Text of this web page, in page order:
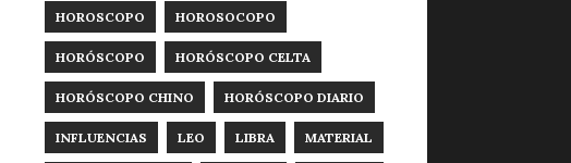
HOROSCOPO HOROSOCOPO
HORÓSCOPO HORÓSCOPO CELTA
HORÓSCOPO CHINO HORÓSCOPO DIARIO
INFLUENCIAS LEO LIBRA MATERIAL